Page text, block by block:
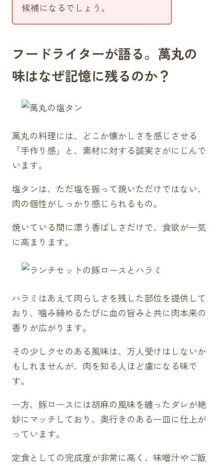
候補になるでしょう。
フードライターが語る。萬丸の
味はなぜ記憶に残るのか？
萬丸の料理には、どこか懐かしさを感じさせる
「手作り感」と、素材に対する誠実さがにじんで
います。
塩タンは、ただ塩を振って焼いただけではない、
肉の個性がしっかり感じられるもの。
焼いている間に漂う香ばしさだけで、食欲が一気
に高まります。
ハラミはあえて肉らしさを残した部位を提供して
おり、噛み締めるたびに血の旨みと共に肉本来の
香りが広がります。
その少しクセのある風味は、万人受けはしないか
もしれませんが、肉を知る人ほど虜になる味で
す。
一方、豚ロースには胡麻の風味を纏ったダレが絶
妙にマッチしており、奥行きのある一皿に仕上が
っています。
定食としての完成度が非常に高く、味噌汁やご飯